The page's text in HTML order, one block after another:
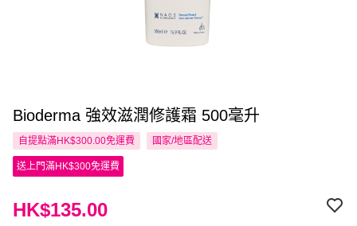
Bioderma 強效滋潤修護霜 500毫升
自提點滿HK$300.00免運費 國家/地區配送
送上門滿HK$300免運費
HK$135.00